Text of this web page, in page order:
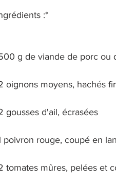
:*
g de viande de porc ou
oignons moyens, hachés
gousses d'ail, écrasées
poivron rouge, coupé en
tomates mûres, pelées et